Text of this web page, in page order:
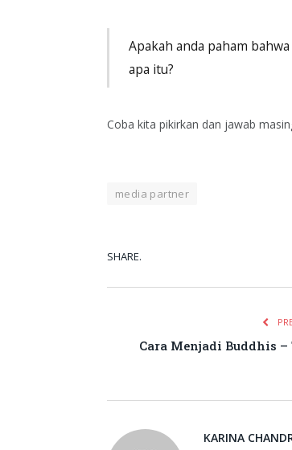
Apakah anda paham
apa itu?
Coba kita pikirkan dan jawab
media partner
SHARE.
Cara Menjadi Buddhis
KARINA